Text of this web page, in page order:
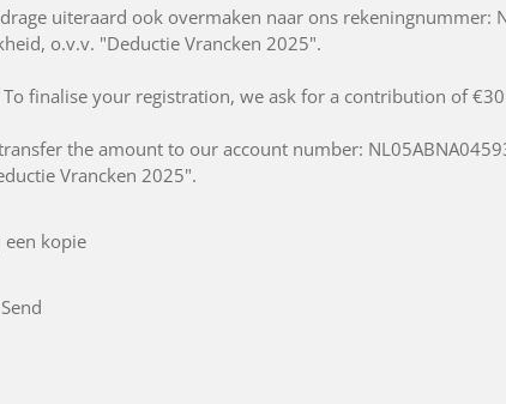
uiteraard ook overmaken naar ons rekeningnummer:
o.v.v. "Deductie Vrancken 2025".
To finalise your registration, we ask for a contribution of
the amount to our account number:
Vrancken 2025".
kopie